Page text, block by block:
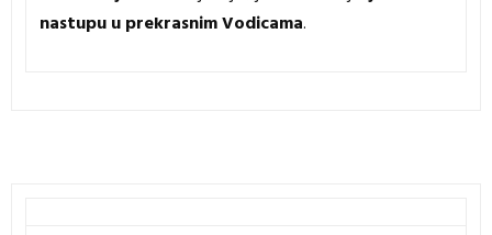
nastupu u prekrasnim Vodicama.